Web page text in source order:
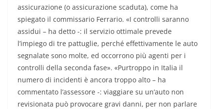
assicurazione (o assicurazione scaduta), come ha
spiegato il commissario Ferrario. «I controlli saranno
assidui – ha detto -: il servizio ottimale prevede
l’impiego di tre pattuglie, perché effettivamente le auto
segnalate sono molte, ed occorrono più agenti per i
controlli della seconda fase». «Purtroppo in Italia il
numero di incidenti è ancora troppo alto – ha
commentato l’assessore -: viaggiare su un’auto non
revisionata può provocare gravi danni, per non parlare